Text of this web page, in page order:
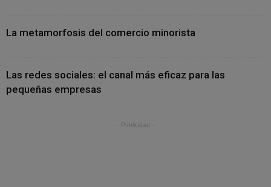
La metamorfosis del comercio minorista
Las redes sociales: el canal más eficaz para las
pequeñas empresas
- Publicidad -